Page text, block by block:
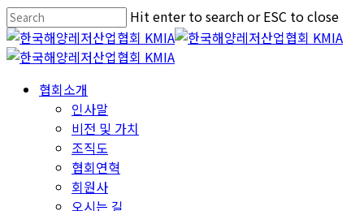
Skip
to
main
Hit enter to search or ESC to close
Close
Search
Menu 협회소개
인사말
비전 및 가치
조직도
협회연혁
회원사
오시는 길